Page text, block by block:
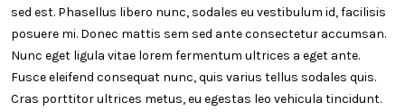
sed est. Phasellus libero nunc, sodales eu vestibulum id, facilisis
posuere mi. Donec mattis sem sed ante consectetur accumsan.
Nunc eget ligula vitae lorem fermentum ultrices a eget ante.
Fusce eleifend consequat nunc, quis varius tellus sodales quis.
Cras porttitor ultrices metus, eu egestas leo vehicula tincidunt.